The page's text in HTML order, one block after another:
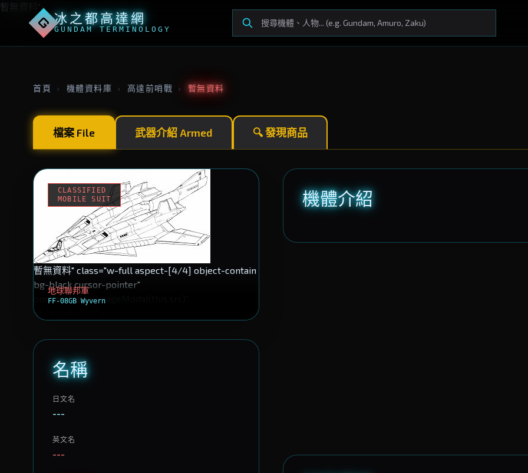
暫無資料">
G冰之都高達網
GUNDAM TERMINOLOGY
首頁 › 機體資料庫 › 高達前哨戰 › 暫無資料
檔案 File 武器介紹 Armed 🔍 發現商品
暫無資料" class="w-full aspect-[4/4] object-contain
bg-black cursor-pointer"
onclick="showImageModal(this.src)"
id="mainImage">
CLASSIFIED
MOBILE SUIT
地球聯邦軍
FF-08GB Wyvern
名稱
日文名
---
英文名
---
機體介紹